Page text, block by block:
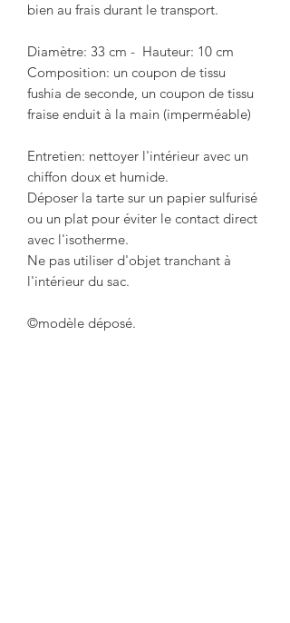
bien au frais durant le transport.
Diamètre: 33 cm - Hauteur: 10 cm
Composition: un coupon de tissu
fushia de seconde, un coupon de tissu
fraise enduit à la main (imperméable)
Entretien: nettoyer l'intérieur avec un
chiffon doux et humide.
Déposer la tarte sur un papier sulfurisé
ou un plat pour éviter le contact direct
avec l'isotherme.
Ne pas utiliser d'objet tranchant à
l'intérieur du sac.
©modèle déposé.